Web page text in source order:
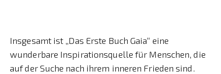
Insgesamt ist „Das Erste Buch Gaia“ eine
wunderbare Inspirationsquelle für Menschen, die
auf der Suche nach ihrem inneren Frieden sind.